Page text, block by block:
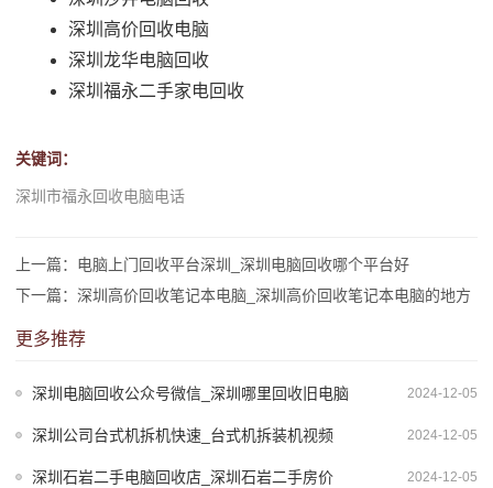
深圳高价回收电脑
深圳龙华电脑回收
深圳福永二手家电回收
关键词：
深圳市福永回收电脑电话
上一篇：电脑上门回收平台深圳_深圳电脑回收哪个平台好
下一篇：深圳高价回收笔记本电脑_深圳高价回收笔记本电脑的地方
更多推荐
2024-12-05
深圳电脑回收公众号微信_深圳哪里回收旧电脑
2024-12-05
深圳公司台式机拆机快速_台式机拆装机视频
2024-12-05
深圳石岩二手电脑回收店_深圳石岩二手房价